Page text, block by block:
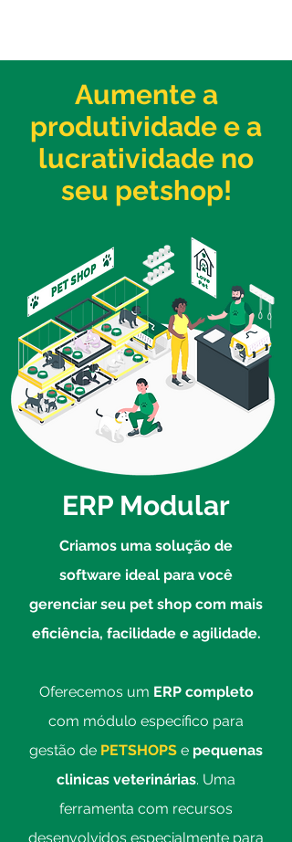
Aumente a
produtividade e a
lucratividade no
seu petshop!
ERP Modular
Criamos uma solução de
software ideal para você
gerenciar seu pet shop com mais
eficiência, facilidade e agilidade.
Oferecemos um ERP completo
com módulo específico para
gestão de PETSHOPS e pequenas
clinicas veterinárias. Uma
ferramenta com recursos
desenvolvidos especialmente para